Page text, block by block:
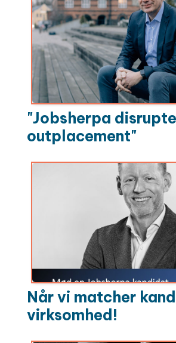
"Jobsherpa
outplacement"
Når vi matcher
virksomhed!